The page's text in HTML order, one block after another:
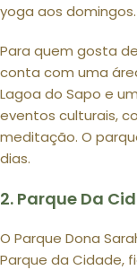
yoga aos domingos.
Para quem gosta
conta com uma
Lagoa do Sapo e
eventos culturais,
meditação. O
dias.
2. Parque Da
O Parque Dona
Parque da Cidade,